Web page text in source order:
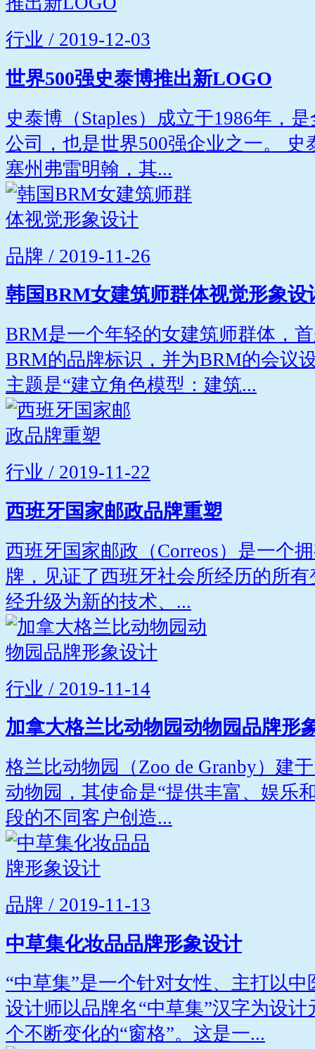
行业 / 2019-12-03
世界500强史泰博推出新LOGO
史泰博（Staples）成立于1986年，
公司，也是世界500强企业之一。
塞州弗雷明翰，其...
品牌 / 2019-11-26
韩国BRM女建筑师群体视觉形象设
BRM是一个年轻的女建筑师群体，
BRM的品牌标识，并为BRM的会议
主题是“建立角色模型：建筑...
行业 / 2019-11-22
西班牙国家邮政品牌重塑
西班牙国家邮政（Correos）是一个
牌，见证了西班牙社会所经历的所有
经升级为新的技术、...
行业 / 2019-11-14
加拿大格兰比动物园动物园品牌形
格兰比动物园（Zoo de Granby）建
动物园，其使命是“提供丰富、娱乐
段的不同客户创造...
品牌 / 2019-11-13
中草集化妆品品牌形象设计
“中草集”是一个针对女性、主打以
设计师以品牌名“中草集”汉字为设
个不断变化的“窗格”。这是一...